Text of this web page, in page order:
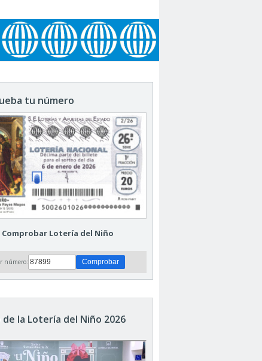
tu número
Comprobar Lotería del Niño
número:
de la Lotería del Niño 2026